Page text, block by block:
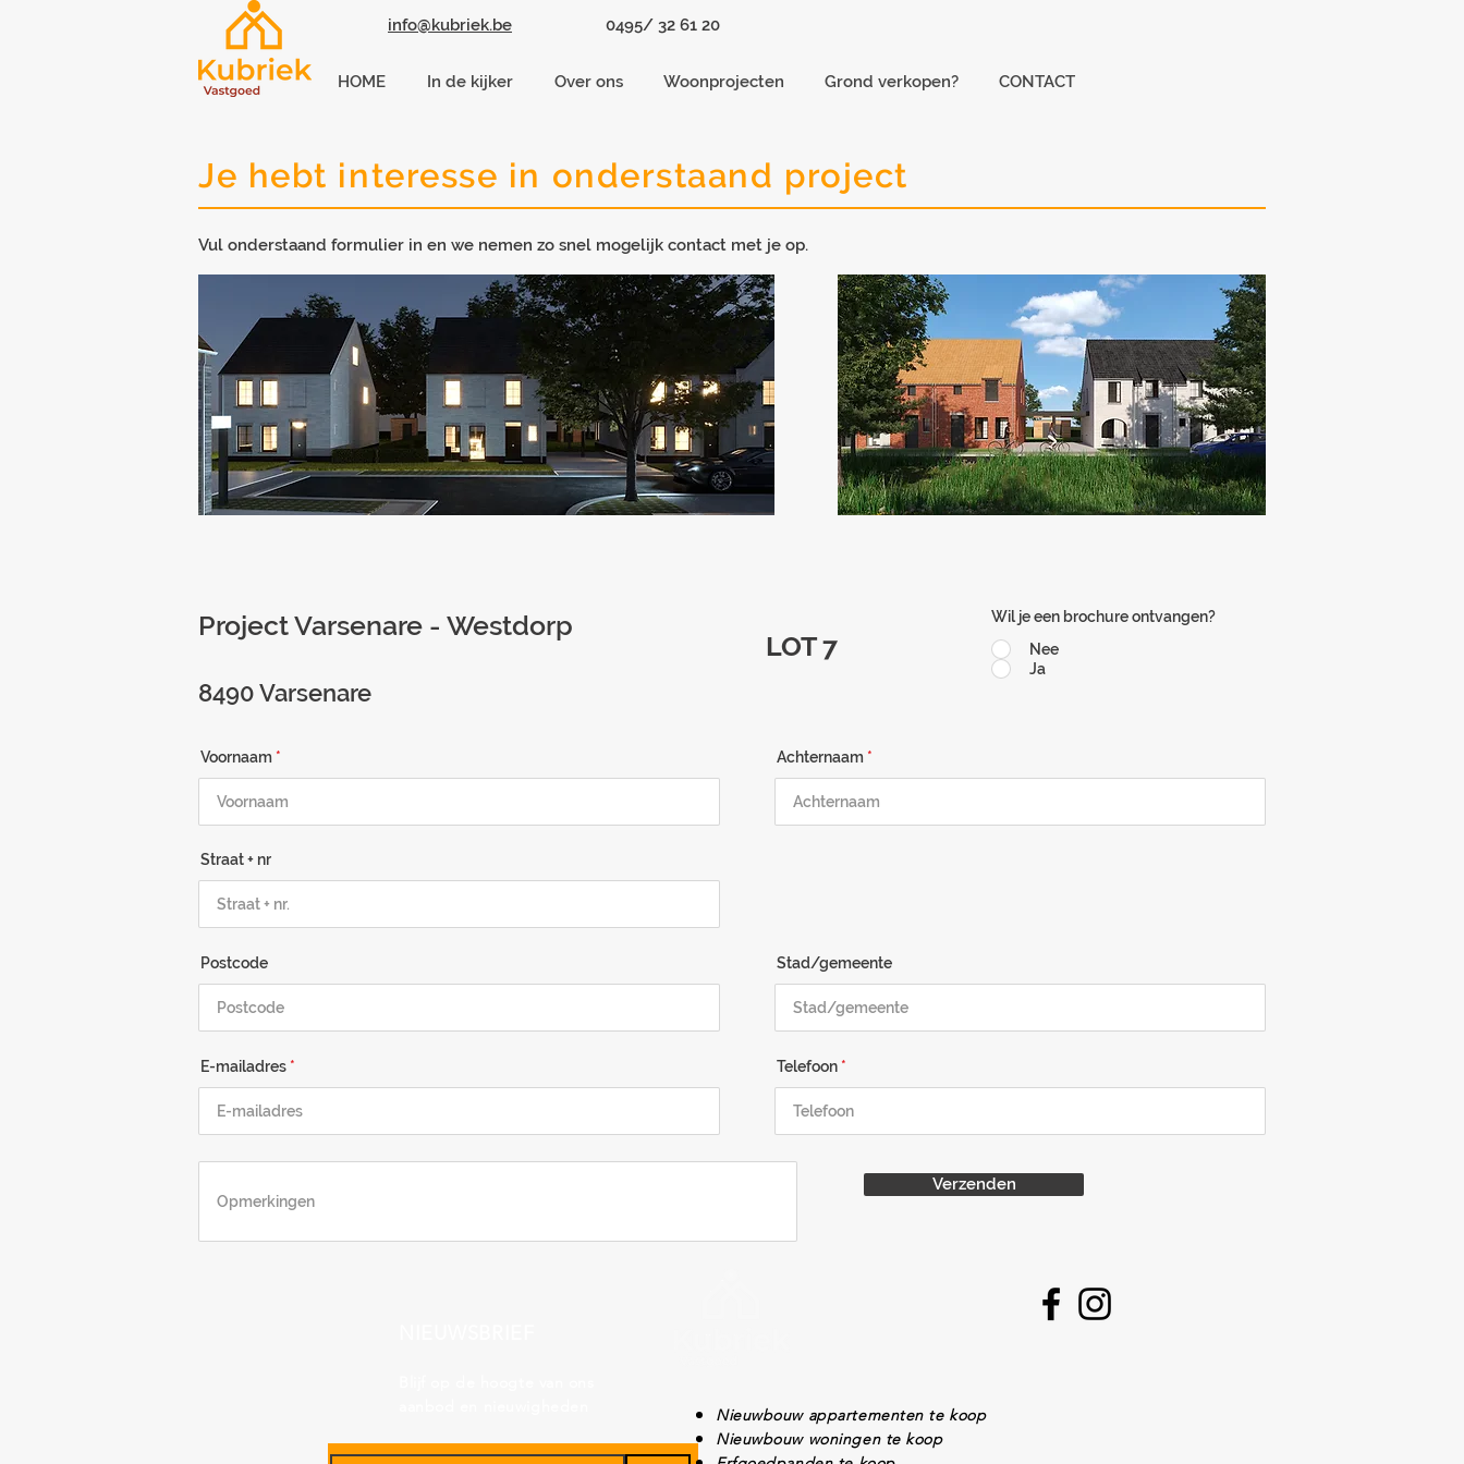
HOME In de kijker Over ons Woonprojecten Grond verkopen? CONTACT
info@kubriek.be 0495/ 32 61 20
Je hebt interesse in onderstaand project
Vul onderstaand formulier in en we nemen zo snel mogelijk contact met je op.
Project Varsenare - Westdorp
LOT 7
8490 Varsenare
Wil je een brochure ontvangen?
Nee
Ja
Voornaam Achternaam
Straat + nr
Postcode Stad/gemeente
E-mailadres Telefoon
Verzenden
Nieuwbouw appartementen te koop
Nieuwbouw woningen te koop